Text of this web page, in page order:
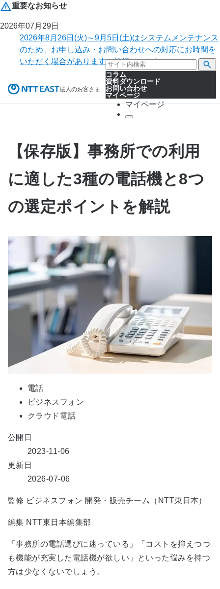
重要なお知らせ
2026年07月29日
2026年8月26日(火)～9月5日(土)はシステムメンテナンス
のため、お申し込み・お問い合わせへの対応にお時間を
いただく場合があります。詳細はこちら。
法人のお客さま
コラム
資料ダウンロード
お問い合わせ
マイページ
マイページ
【保存版】事務所での利用
に適した3種の電話機と8つ
の選定ポイントを解説
電話
ビジネスフォン
クラウド電話
公開日
2023-11-06
更新日
2026-07-06
監修 ビジネスフォン 開発・販売チーム（NTT東日本）
編集 NTT東日本編集部
「事務所の電話選びに迷っている」「コストを抑えつつ
も機能が充実した電話機が欲しい」といった悩みを持つ
方は少なくないでしょう。